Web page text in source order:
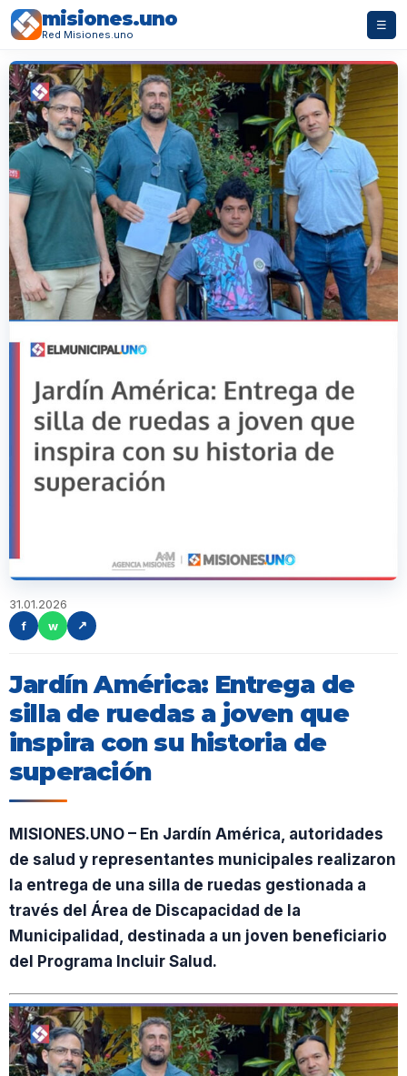
misiones.uno
Red Misiones.uno
☰
31.01.2026
f
w ↗
Jardín América: Entrega de
silla de ruedas a joven que
inspira con su historia de
superación
MISIONES.UNO – En Jardín América, autoridades
de salud y representantes municipales realizaron
la entrega de una silla de ruedas gestionada a
través del Área de Discapacidad de la
Municipalidad, destinada a un joven beneficiario
del Programa Incluir Salud.